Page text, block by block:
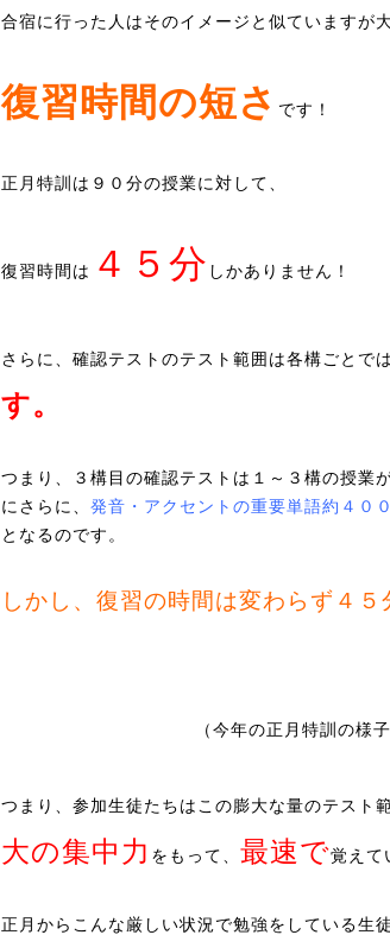
合宿に行った人はそのイメージと似ていますが
復習時間の短さ です！
正月特訓は９０分の授業に対して、
復習時間は ４５分 しかありません！
さらに、確認テストのテスト範囲は各構ごとでは
す。
つまり、３構目の確認テストは１～３構の授業
にさらに、 発音・アクセントの重要単語約４０
となるのです。
しかし、復習の時間は変わらず４５
（今年の正月特訓の様子
つまり、参加生徒たちはこの膨大な量のテスト
大の集中力 をもって、 最速で覚えて
正月からこんな厳しい状況で勉強をしている生